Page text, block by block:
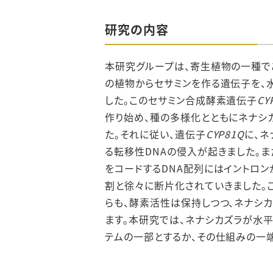
研究の内容
本研究グループは、寄生植物の一種
の植物からセサミンを作る遺伝子を
した。このセサミン合成酵素遺伝子
作り始め、種の多様化とともにネナ
た。それに従い、遺伝子CYP81Qに、
る転移性DNAの侵入が起きました。ま
をコードするDNA配列にはイントロ
割と徐々に断片化されていきました。
らも、酵素活性は保持しつつ、ネナシ
ます。本研究では、ネナシカズラが
テムの一部とするか、その仕組みの一